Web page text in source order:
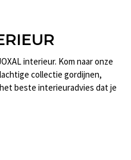
interieur. Kom naar onze
collectie gordijnen,
beste interieuradvies dat je